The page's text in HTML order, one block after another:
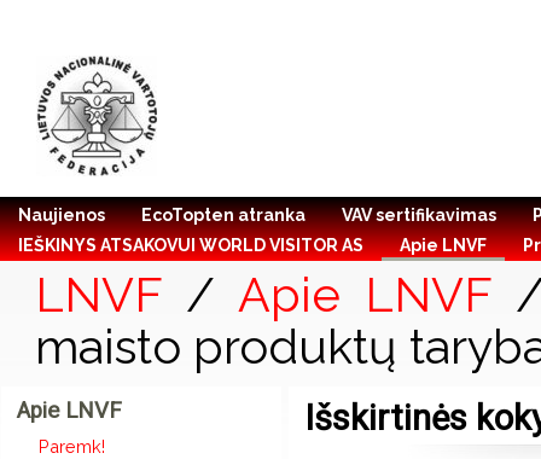
Naujienos EcoTopten atranka VAV sertifikavimas
IEŠKINYS ATSAKOVUI WORLD VISITOR AS
Apie LNVF
LNVF/ Apie LNVF
maisto produktų
Apie LNVF
Paremk!
Išskirtinės